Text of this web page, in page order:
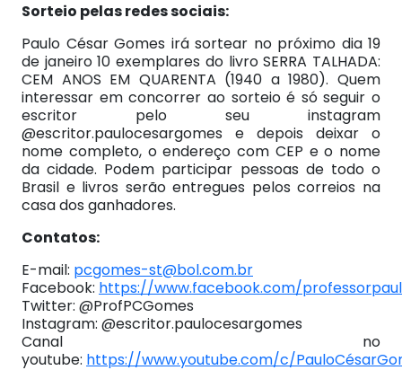
Sorteio pelas redes sociais:
Paulo César Gomes irá sortear no próximo dia 19
de janeiro 10 exemplares do livro SERRA TALHADA:
CEM ANOS EM QUARENTA (1940 a 1980). Quem
interessar em concorrer ao sorteio é só seguir o
escritor pelo seu instagram
@escritor.paulocesargomes e depois deixar o
nome completo, o endereço com CEP e o nome
da cidade. Podem participar pessoas de todo o
Brasil e livros serão entregues pelos correios na
casa dos ganhadores.
Contatos:
E-mail: pcgomes-st@bol.com.br
Facebook: https://www.facebook.com/
Twitter: @ProfPCGomes
Instagram: @escritor.paulocesargomes
Canal no
youtube: https://www.youtube.com/c/